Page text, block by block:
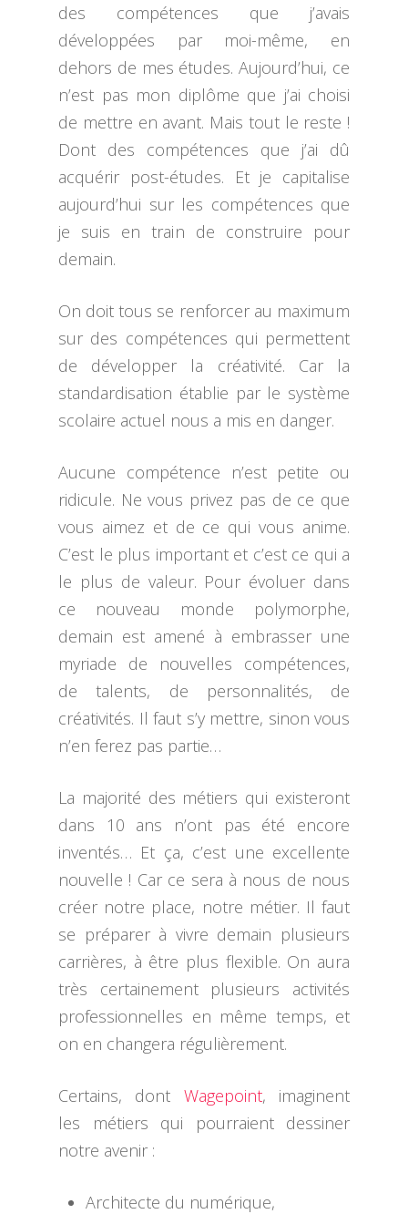
des compétences que j’avais
développées par moi-même, en
dehors de mes études. Aujourd’hui, ce
n’est pas mon diplôme que j’ai choisi
de mettre en avant. Mais tout le reste !
Dont des compétences que j’ai dû
acquérir post-études. Et je capitalise
aujourd’hui sur les compétences que
je suis en train de construire pour
demain.
On doit tous se renforcer au maximum
sur des compétences qui permettent
de développer la créativité. Car la
standardisation établie par le système
scolaire actuel nous a mis en danger.
Aucune compétence n’est petite ou
ridicule. Ne vous privez pas de ce que
vous aimez et de ce qui vous anime.
C’est le plus important et c’est ce qui a
le plus de valeur. Pour évoluer dans
ce nouveau monde polymorphe,
demain est amené à embrasser une
myriade de nouvelles compétences,
de talents, de personnalités, de
créativités. Il faut s’y mettre, sinon vous
n’en ferez pas partie…
La majorité des métiers qui existeront
dans 10 ans n’ont pas été encore
inventés… Et ça, c’est une excellente
nouvelle ! Car ce sera à nous de nous
créer notre place, notre métier. Il faut
se préparer à vivre demain plusieurs
carrières, à être plus flexible. On aura
très certainement plusieurs activités
professionnelles en même temps, et
on en changera régulièrement.
Certains, dont Wagepoint, imaginent
les métiers qui pourraient dessiner
notre avenir :
Architecte du numérique,